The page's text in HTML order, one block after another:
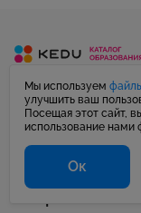
Учебные
Мы используем
улучшить ваш
Посещая этот сайт,
использование нами
Ок